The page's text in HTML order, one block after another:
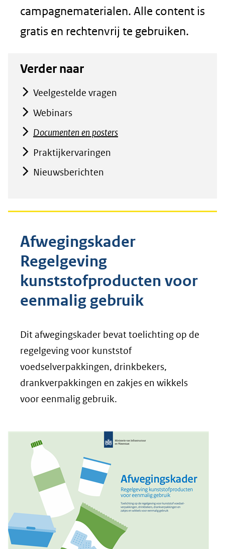
campagnematerialen. Alle content is
gratis en rechtenvrij te gebruiken.
Verder naar
Veelgestelde vragen
Webinars
Documenten en posters
Praktijkervaringen
Nieuwsberichten
Afwegingskader
Regelgeving
kunststofproducten voor
eenmalig gebruik
Dit afwegingskader bevat toelichting op de
regelgeving voor kunststof
voedselverpakkingen, drinkbekers,
drankverpakkingen en zakjes en wikkels
voor eenmalig gebruik.